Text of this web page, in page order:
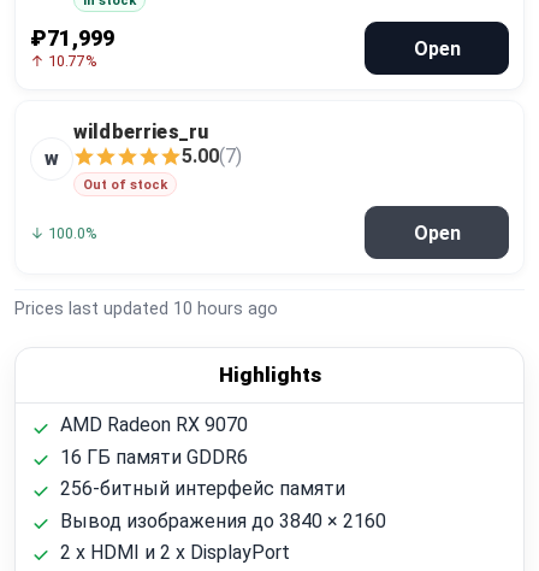
₽71,999
↑ 10.77%
Open
w
wildberries_ru
5.00(7)
Out of stock
↓ 100.0% Open
Prices last updated 10 hours ago
Highlights
AMD Radeon RX 9070
16 ГБ памяти GDDR6
256-битный интерфейс памяти
Вывод изображения до 3840 × 2160
2 x HDMI и 2 x DisplayPort